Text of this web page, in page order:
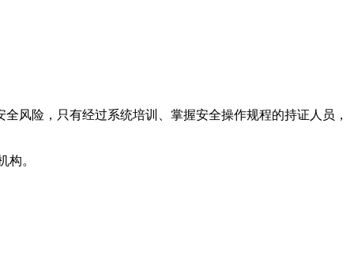
风险，只有经过系统培训、掌握安全操作规程的持证人员，
构。